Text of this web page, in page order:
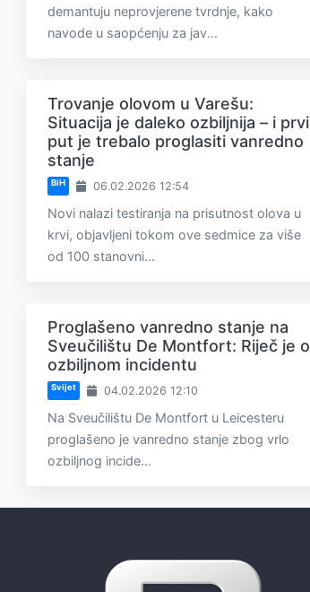
demantuju neprovjerene tvrdnje, kako
navode u saopćenju za jav...
Trovanje olovom u Varešu:
Situacija je daleko ozbiljnija – i prvi
put je trebalo proglasiti vanredno
stanje
BiH 06.02.2026 12:54
Novi nalazi testiranja na prisutnost olova u
krvi, objavljeni tokom ove sedmice za više
od 100 stanovni...
Proglašeno vanredno stanje na
Sveučilištu De Montfort: Riječ je o
ozbiljnom incidentu
Svijet 04.02.2026 12:10
Na Sveučilištu De Montfort u Leicesteru
proglašeno je vanredno stanje zbog vrlo
ozbiljnog incide...